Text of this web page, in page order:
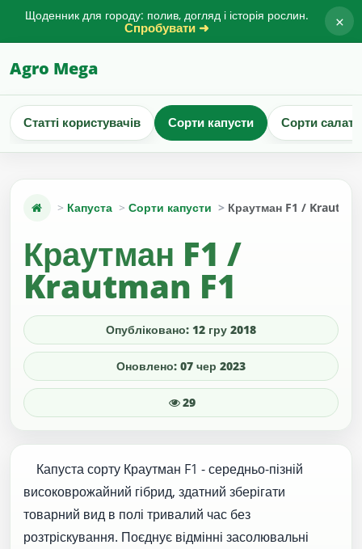
Щоденник для городу: полив, догляд і історія рослин.
Спробувати ➜ ×
Agro Mega
Статті користувачів Сорти капусти Сорти салату
Капуста Сорти капусти Краутман F1 /
Краутман F1 /
Krautman F1
Опубліковано: 12 гру 2018
Оновлено: 07 чер 2023
29
Капуста сорту Краутман F1 - середньо-пізній
високоврожайний гібрид, здатний зберігати
товарний вид в полі тривалий час без
розтріскування. Поєднує відмінні засолювальні